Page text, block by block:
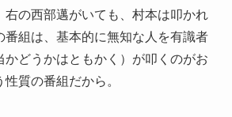
右の西部邁がいても、村本は叩かれ
番組は、基本的に無知な人を有識者
かどうかはともかく）が叩くのがお
質の番組だから。